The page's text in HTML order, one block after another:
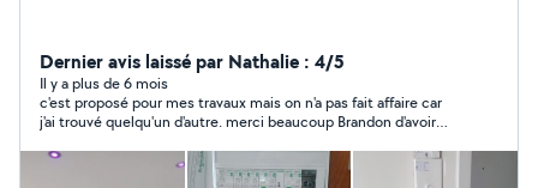
Dernier avis laissé par Nathalie : 4/5
Il y a plus de 6 mois
c'est proposé pour mes travaux mais on n'a pas fait affaire car
j'ai trouvé quelqu'un d'autre. merci beaucoup Brandon d'avoir